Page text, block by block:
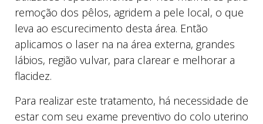
remoção dos pêlos, agridem a pele local, o que
leva ao escurecimento desta área. Então
aplicamos o laser na na área externa, grandes
lábios, região vulvar, para clarear e melhorar a
flacidez.
Para realizar este tratamento, há necessidade de
estar com seu exame preventivo do colo uterino